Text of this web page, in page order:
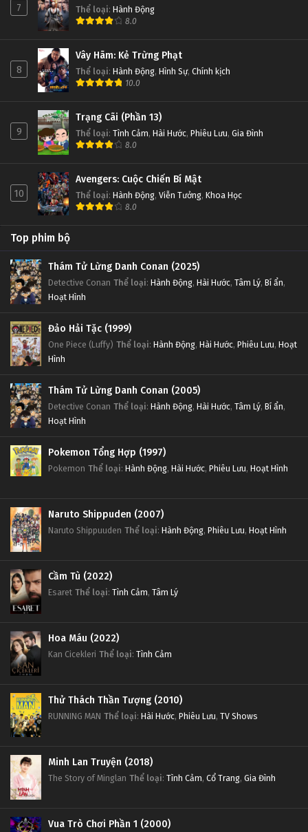
7 Thể loại: Hành Động
8.0
8
Vây Hãm: Kẻ Trừng Phạt
Thể loại: Hành Động, Hình Sự, Chính kịch
10.0
9
Trạng Cãi (Phần 13)
Thể loại: Tình Cảm, Hài Hước, Phiêu Lưu, Gia Đình
8.0
10
Avengers: Cuộc Chiến Bí Mật
Thể loại: Hành Động, Viễn Tưởng, Khoa Học
8.0
Top phim bộ
Thám Tử Lừng Danh Conan (2025)
Detective Conan Thể loại: Hành Động, Hài Hước, Tâm Lý, Bí ẩn,
Hoạt Hình
Đảo Hải Tặc (1999)
One Piece (Luffy) Thể loại: Hành Động, Hài Hước, Phiêu Lưu, Hoạt
Hình
Thám Tử Lừng Danh Conan (2005)
Detective Conan Thể loại: Hành Động, Hài Hước, Tâm Lý, Bí ẩn,
Hoạt Hình
Pokemon Tổng Hợp (1997)
Pokemon Thể loại: Hành Động, Hài Hước, Phiêu Lưu, Hoạt Hình
Naruto Shippuden (2007)
Naruto Shippuuden Thể loại: Hành Động, Phiêu Lưu, Hoạt Hình
Cầm Tù (2022)
Esaret Thể loại: Tình Cảm, Tâm Lý
Hoa Máu (2022)
Kan Cicekleri Thể loại: Tình Cảm
Thử Thách Thần Tượng (2010)
RUNNING MAN Thể loại: Hài Hước, Phiêu Lưu, TV Shows
Minh Lan Truyện (2018)
The Story of Minglan Thể loại: Tình Cảm, Cổ Trang, Gia Đình
Vua Trò Chơi Phần 1 (2000)